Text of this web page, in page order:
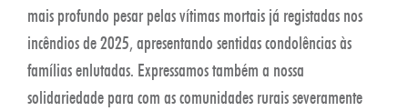
mais profundo pesar pelas vítimas mortais já registadas nos
incêndios de 2025, apresentando sentidas condolências às
famílias enlutadas. Expressamos também a nossa
solidariedade para com as comunidades rurais severamente